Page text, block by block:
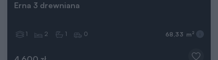
Erna 3 drewniana
1 2 1 0 68,33 m 2